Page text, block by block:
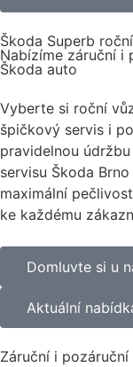
Škoda Superb
Nabízíme záruční i
Škoda auto
Vyberte si roční
špičkový servis i
pravidelnou
servisu Škoda
maximální
ke každému
Domluvte si u
Aktuální
Záruční i pozáruční